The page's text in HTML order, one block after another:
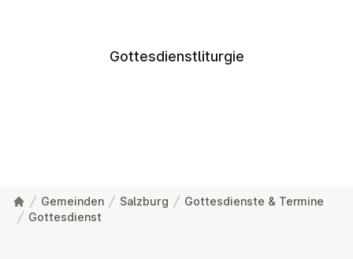
Gottesdienstliturgie
Gemeinden Salzburg
Gottesdienste & Termine
Gottesdienst